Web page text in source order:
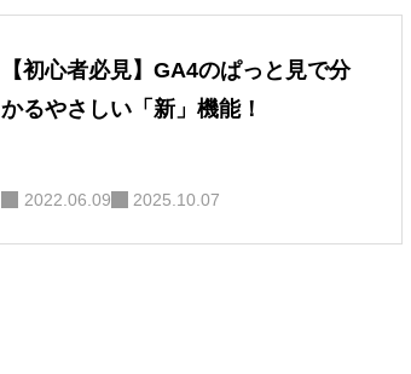
【初心者必見】GA4のぱっと見で分
かるやさしい「新」機能！
2022.06.09 2025.10.07